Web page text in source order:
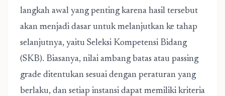
langkah awal yang penting karena hasil tersebut
akan menjadi dasar untuk melanjutkan ke tahap
selanjutnya, yaitu Seleksi Kompetensi Bidang
(SKB). Biasanya, nilai ambang batas atau passing
grade ditentukan sesuai dengan peraturan yang
berlaku, dan setiap instansi dapat memiliki kriteria